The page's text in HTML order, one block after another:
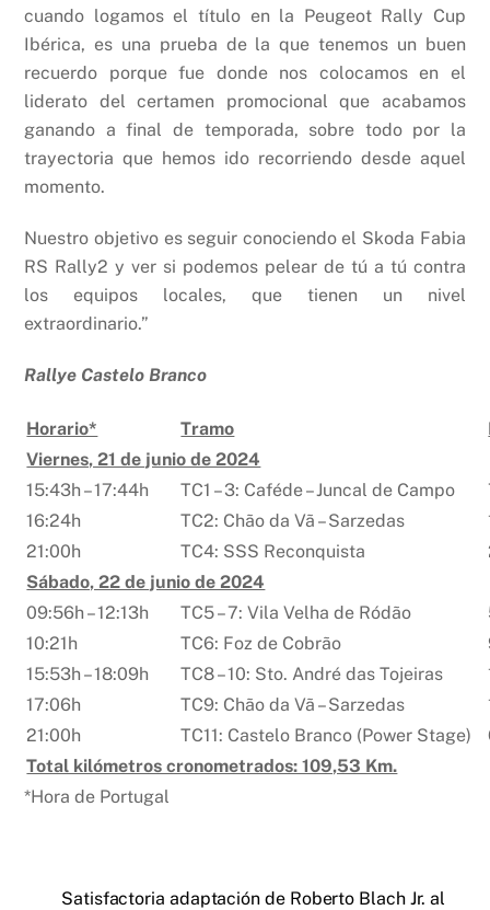
cuando logamos el título en la Peugeot Rally Cup
Ibérica, es una prueba de la que tenemos un buen
recuerdo porque fue donde nos colocamos en el
liderato del certamen promocional que acabamos
ganando a final de temporada, sobre todo por la
trayectoria que hemos ido recorriendo desde aquel
momento.
Nuestro objetivo es seguir conociendo el Skoda Fabia
RS Rally2 y ver si podemos pelear de tú a tú contra
los equipos locales, que tienen un nivel
extraordinario.”
Rallye Castelo Branco
Horario* Tramo
Viernes, 21 de junio de 2024
15:43h – 17:44h
TC1 – 3: Caféde – Juncal de Campo
16:24h
TC2: Chão da Vã – Sarzedas
21:00h
TC4: SSS Reconquista
Sábado, 22 de junio de 2024
09:56h – 12:13h
TC5 – 7: Vila Velha de Ródão
10:21h
TC6: Foz de Cobrão
15:53h – 18:09h
TC8 – 10: Sto. André das Tojeiras
17:06h
TC9: Chão da Vã – Sarzedas
21:00h
TC11: Castelo Branco (Power Stage)
Total kilómetros cronometrados: 109,53 Km.
*Hora de Portugal
Satisfactoria adaptación de Roberto Blach Jr. al